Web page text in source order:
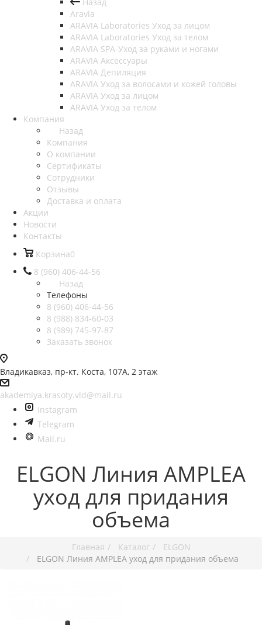
Aravia
ARAVIA Laboratories Уход за лицом
ARAVIA Laboratories Уход за телом
ARAVIA SPA-Уход за руками и ногами
ARAVIA Аксессуары
ARAVIA Депиляция
ARAVIA Уход за волосами и кожей головы
ARAVIA Уход за лицом
ARAVIA Уход за телом
Компания
Назад
Компания
О компании
Сертификаты
Сотрудники
Отзывы
Доставка и оплата
Акции
Новости
Контакты
Корзина0
8 (960) 406-44-56
Назад
Телефоны
8 (960) 406-44-56
8 (988) 834-60-03
8 (989) 745-97-87
Заказать звонок
Владикавказ, пр-кт. Коста, 107А, 2 этаж
akademiya.krasoty.vld@mail.ru
Instagram
Telegram
Mail.ru
ELGON Линия AMPLEA
уход для придания
объема
Главная Каталог
ELGON
ELGON Линия AMPLEA уход для придания объема